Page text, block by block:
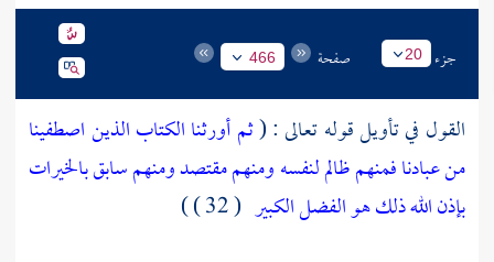
جزء 20 صفحة 466
القول في تأويل قوله تعالى : (ثم أورثنا الكتاب الذين اصطفينا
من عبادنا فمنهم ظالم لنفسه ومنهم مقتصد ومنهم سابق بالخيرات
بإذن الله ذلك هو الفضل الكبير ( 32 ) )